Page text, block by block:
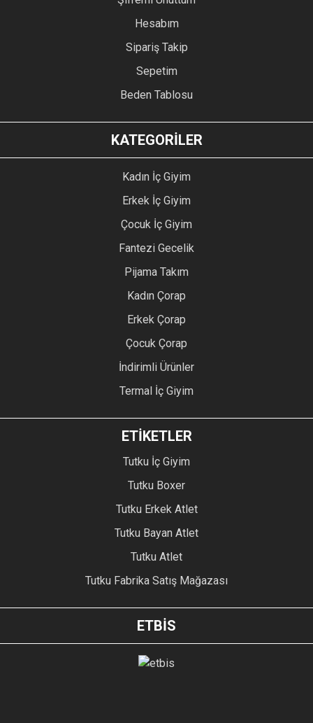
Hesabım
Sipariş Takip
Sepetim
Beden Tablosu
KATEGORİLER
Kadın İç Giyim
Erkek İç Giyim
Çocuk İç Giyim
Fantezi Gecelik
Pijama Takım
Kadın Çorap
Erkek Çorap
Çocuk Çorap
İndirimli Ürünler
Termal İç Giyim
ETİKETLER
Tutku İç Giyim
Tutku Boxer
Tutku Erkek Atlet
Tutku Bayan Atlet
Tutku Atlet
Tutku Fabrika Satış Mağazası
ETBİS